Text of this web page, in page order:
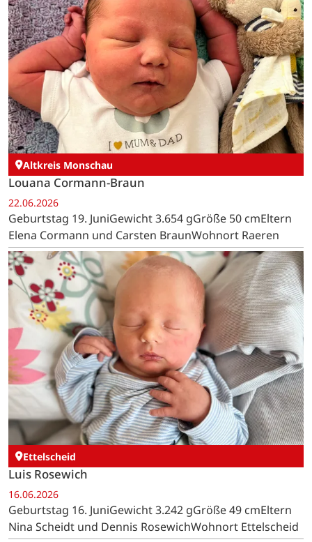
Altkreis Monschau
Louana Cormann-Braun
22.06.2026
Geburtstag 19. JuniGewicht 3.654 gGröße 50 cmEltern
Elena Cormann und Carsten BraunWohnort Raeren
Ettelscheid
Luis Rosewich
16.06.2026
Geburtstag 16. JuniGewicht 3.242 gGröße 49 cmEltern
Nina Scheidt und Dennis RosewichWohnort Ettelscheid